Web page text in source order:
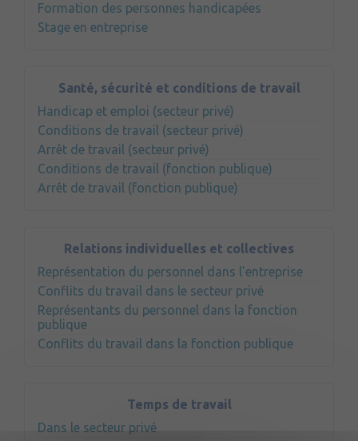
Formation des personnes handicapées
Stage en entreprise
Santé, sécurité et conditions de travail
Handicap et emploi (secteur privé)
Conditions de travail (secteur privé)
Arrêt de travail (secteur privé)
Conditions de travail (fonction publique)
Arrêt de travail (fonction publique)
Relations individuelles et collectives
Représentation du personnel dans l'entreprise
Conflits du travail dans le secteur privé
Représentants du personnel dans la fonction
publique
Conflits du travail dans la fonction publique
Temps de travail
Dans le secteur privé